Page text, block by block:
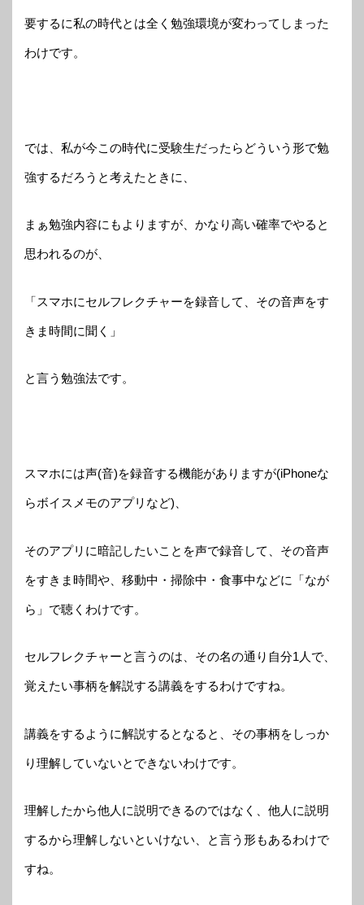
要するに私の時代とは全く勉強環境が変わってしまった
わけです。
では、私が今この時代に受験生だったらどういう形で勉
強するだろうと考えたときに、
まぁ勉強内容にもよりますが、かなり高い確率でやると
思われるのが、
「スマホにセルフレクチャーを録音して、その音声をす
きま時間に聞く」
と言う勉強法です。
スマホには声(音)を録音する機能がありますが(iPhoneな
らボイスメモのアプリなど)、
そのアプリに暗記したいことを声で録音して、その音声
をすきま時間や、移動中・掃除中・食事中などに「なが
ら」で聴くわけです。
セルフレクチャーと言うのは、その名の通り自分1人で、
覚えたい事柄を解説する講義をするわけですね。
講義をするように解説するとなると、その事柄をしっか
り理解していないとできないわけです。
理解したから他人に説明できるのではなく、他人に説明
するから理解しないといけない、と言う形もあるわけで
すね。